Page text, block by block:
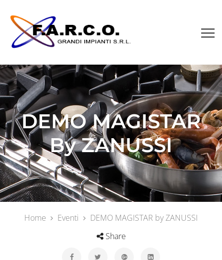
DEMO MAGISTAR
By ZANUSSI
Home Eventi
DEMO MAGISTAR by ZANUSSI
Share